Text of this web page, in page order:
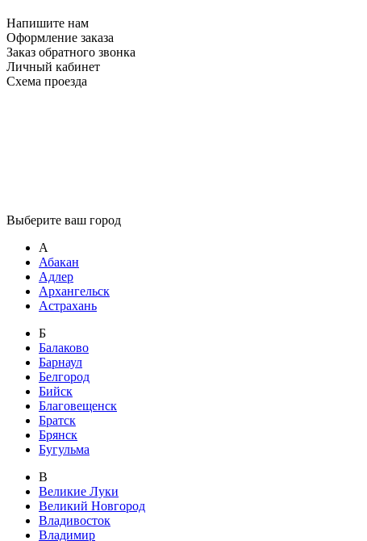
Напишите нам
Оформление заказа
Заказ обратного звонка
Личный кабинет
Схема проезда
Выберите ваш город
А
Абакан
Адлер
Архангельск
Астрахань
Б
Балаково
Барнаул
Белгород
Бийск
Благовещенск
Братск
Брянск
Бугульма
В
Великие Луки
Великий Новгород
Владивосток
Владимир